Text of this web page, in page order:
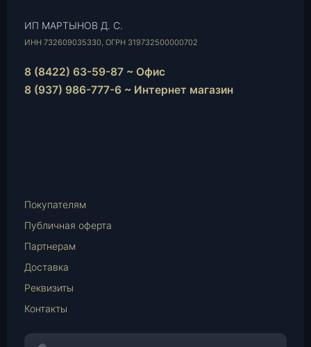
ИП МАРТЫНОВ Д. С.
ИНН 732609035330, ОГРН 319732500000702
8 (8422) 63-59-87 ~ Офис
8 (937) 986-777-6 ~ Интернет магазин
Mail
Покупателям
Публичная оферта
Партнерам
Доставка
Реквизиты
Контакты